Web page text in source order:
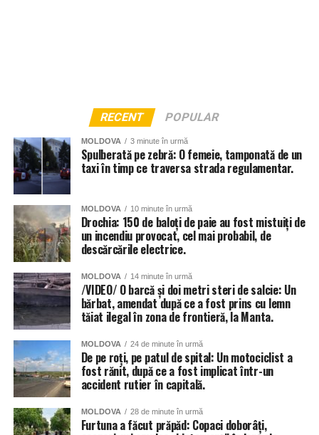
RECENT POPULAR
MOLDOVA 3 minute în urmă
Spulberată pe zebră: O femeie, tamponată de un
taxi în timp ce traversa strada regulamentar.
MOLDOVA 10 minute în urmă
Drochia: 150 de baloți de paie au fost mistuiți de
un incendiu provocat, cel mai probabil, de
descărcările electrice.
MOLDOVA 14 minute în urmă
/VIDEO/ O barcă și doi metri steri de salcie: Un
bărbat, amendat după ce a fost prins cu lemn
tăiat ilegal în zona de frontieră, la Manta.
MOLDOVA 24 de minute în urmă
De pe roți, pe patul de spital: Un motociclist a
fost rănit, după ce a fost implicat într-un
accident rutier în capitală.
MOLDOVA 28 de minute în urmă
Furtuna a făcut prăpăd: Copaci doborâți,